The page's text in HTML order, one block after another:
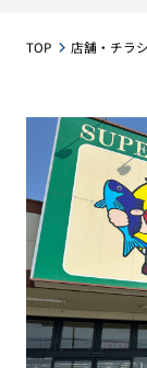
TOP 店舗・チラ